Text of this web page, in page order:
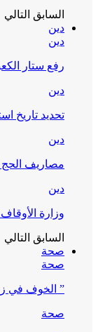
السابق التالي
دين
دين
رفع ستار
دين
تحديد تاريخ
دين
مصاريف الحج
دين
وزارة
السابق التالي
صحة
صحة
” الخوف في
صحة